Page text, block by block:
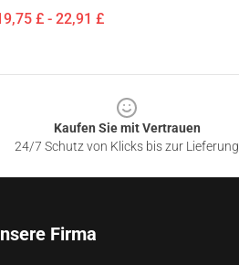
£ - 22,91 £
Kaufen Sie mit Vertrauen
24/7 Schutz von Klicks bis zur Lieferung
Firma